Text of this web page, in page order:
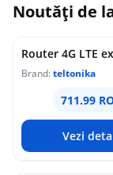
Noutăți de
Brand:teltonika
711.99
Vezi